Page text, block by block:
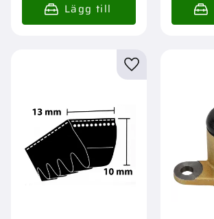
Lägg till i favoriter